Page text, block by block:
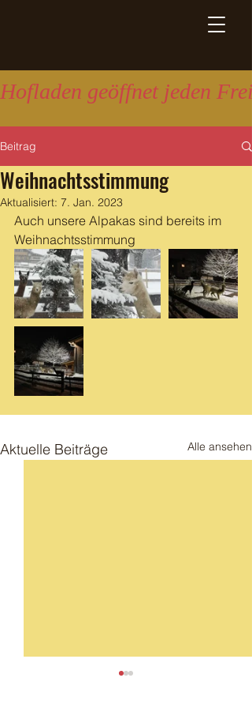
Hofladen geöffnet jeden
Beitrag
Weihnachtsstimmung
Aktualisiert: 7. Jan. 2023
Auch unsere Alpakas sind bereits im
Weihnachtsstimmung
Aktuelle Beiträge Alle ansehen